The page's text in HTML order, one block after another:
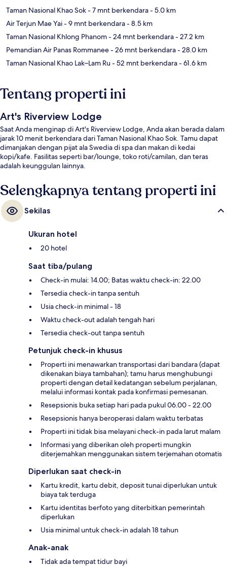
Taman Nasional Khao Sok- 7 mnt berkendara- 5.0 km
Air Terjun Mae Yai- 9 mnt berkendara- 8.5 km
Taman Nasional Khlong Phanom- 24 mnt berkendara- 27.2 km
Pemandian Air Panas Rommanee- 26 mnt berkendara- 28.0 km
Taman Nasional Khao Lak–Lam Ru- 52 mnt berkendara- 61.6 km
Tentang properti ini
Art's Riverview Lodge
Saat Anda menginap di Art's Riverview Lodge, Anda akan berada dalam
jarak 10 menit berkendara dari Taman Nasional Khao Sok. Tamu dapat
dimanjakan dengan pijat ala Swedia di spa dan makan di kedai
kopi/kafe. Fasilitas seperti bar/lounge, toko roti/camilan, dan teras
adalah keunggulan lainnya.
Selengkapnya tentang properti ini
Sekilas
Ukuran hotel
20 hotel
Saat tiba/pulang
Check-in mulai: 14.00; Batas waktu check-in: 22.00
Tersedia check-in tanpa sentuh
Usia check-in minimal - 18
Waktu check-out adalah tengah hari
Tersedia check-out tanpa sentuh
Petunjuk check-in khusus
Properti ini menawarkan transportasi dari bandara (dapat
dikenakan biaya tambahan); tamu harus menghubungi
properti dengan detail kedatangan sebelum perjalanan,
melalui informasi kontak pada konfirmasi pemesanan.
Resepsionis buka setiap hari pada pukul 06.00 - 22.00
Resepsionis hanya beroperasi dalam waktu terbatas
Properti ini tidak bisa melayani check-in pada larut malam
Informasi yang diberikan oleh properti mungkin
diterjemahkan menggunakan sistem terjemahan otomatis
Diperlukan saat check-in
Kartu kredit, kartu debit, deposit tunai diperlukan untuk
biaya tak terduga
Kartu identitas berfoto yang diterbitkan pemerintah
diperlukan
Usia minimal untuk check-in adalah 18 tahun
Anak-anak
Tidak ada tempat tidur bayi